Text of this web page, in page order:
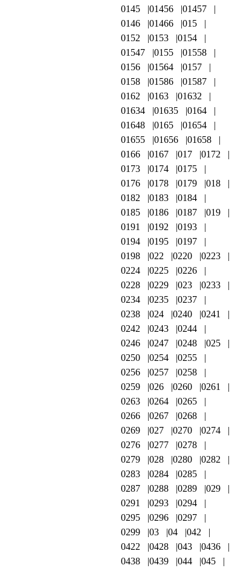
0145
01456
01457
0146
01466
015
0152
0153
0154
01547
0155
01558
0156
01564
0157
0158
01586
01587
0162
0163
01632
01634
01635
0164
01648
0165
01654
01655
01656
01658
0166
0167 017
0172
0173
0174
0175
0176
0178 0179
018
0182
0183
0184
0185
0186 0187
019
0191
0192
0193
0194
0195
0197
0198
022 0220
0223
0224
0225
0226
0228
0229 023
0233
0234
0235
0237
0238
024 0240
0241
0242
0243
0244
0246
0247 0248
025
0250
0254
0255
0256
0257
0258
0259
026 0260
0261
0263
0264
0265
0266
0267
0268
0269
027 0270
0274
0276
0277
0278
0279
028 0280
0282
0283
0284
0285
0287
0288 0289
029
0291
0293
0294
0295
0296
0297
0299
03 04
042
0422
0428 043
0436
0438
0439 044
045